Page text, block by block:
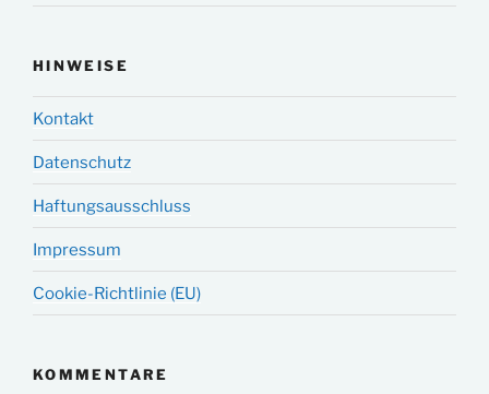
HINWEISE
Kontakt
Datenschutz
Haftungsausschluss
Impressum
Cookie-Richtlinie (EU)
KOMMENTARE